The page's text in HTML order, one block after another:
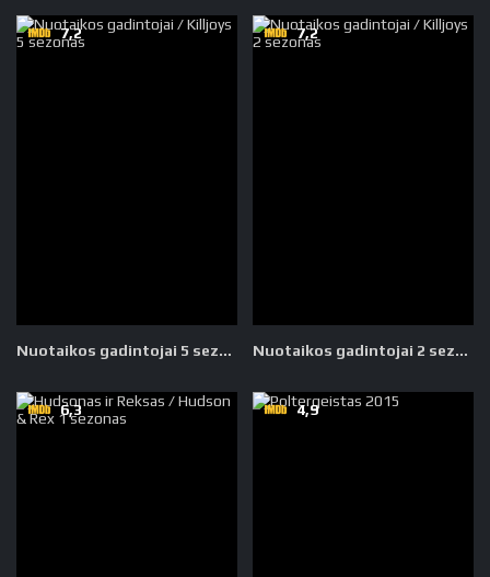
Nuotaikos gadintojai 5 sezonas
7,2
Nuotaikos gadintojai 2 sezonas
7,2
6,3 4,9